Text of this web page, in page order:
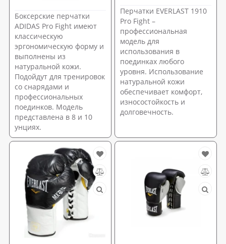
Боксерские перчатки
ADIDAS Pro Fight имеют
классическую
эргономическую форму и
выполнены из
натуральной кожи.
Подойдут для тренировок
со снарядами и
профессиональных
поединков. Модель
представлена в 8 и 10
унциях.
Перчатки EVERLAST 1910
Pro Fight –
профессиональная
модель для
использования в
поединках любого
уровня. Использование
натуральной кожи
обеспечивает комфорт,
износостойкость и
долговечность.